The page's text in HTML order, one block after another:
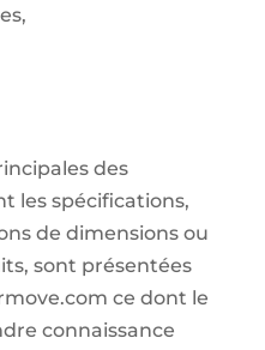
des
les spécifications,
de dimensions ou
sont présentées
ce dont le
connaissance